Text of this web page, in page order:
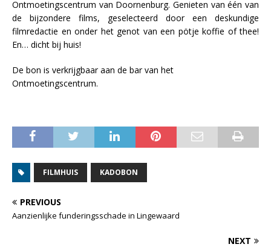
Ontmoetingscentrum van Doornenburg. Genieten van één van
de bijzondere films, geselecteerd door een deskundige
filmredactie en onder het genot van een pötje koffie of thee!
En… dicht bij huis!
De bon is verkrijgbaar aan de bar van het
Ontmoetingscentrum.
FILMHUIS KADOBON
PREVIOUS
Aanzienlijke funderingsschade in Lingewaard
NEXT